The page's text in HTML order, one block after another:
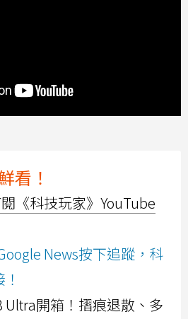
看！
《科技玩家》YouTube
News按下追蹤，科
Ultra開箱！摺痕退散、多